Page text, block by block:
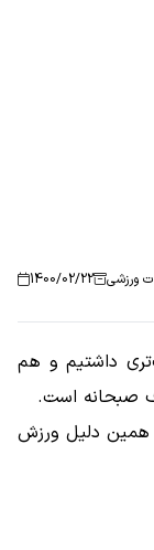
ورزشی 1400/02/22
داشتیم و هم
همین دلیل ورزش